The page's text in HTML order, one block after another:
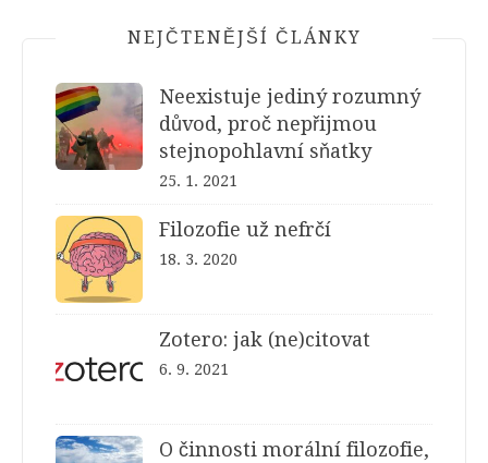
NEJČTENĚJŠÍ ČLÁNKY
Neexistuje jediný rozumný
důvod, proč nepřijmou
stejnopohlavní sňatky
25. 1. 2021
Filozofie už nefrčí
18. 3. 2020
Zotero: jak (ne)citovat
6. 9. 2021
O činnosti morální filozofie,